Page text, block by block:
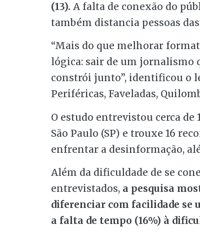
(13). A falta de conexão do
também distancia pessoas
“Mais do que melhorar
lógica: sair de um jornalismo
constrói junto”, identificou o
Periféricas, Faveladas,
O estudo entrevistou cerca de
São Paulo (SP) e trouxe 16
enfrentar a desinformação,
Além da dificuldade de se
entrevistados, a pesquisa
diferenciar com facilidade se
a falta de tempo (16%) à